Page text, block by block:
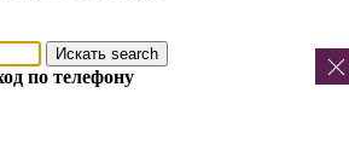
Искать search
по телефону